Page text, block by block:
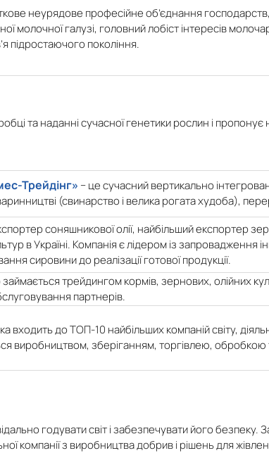
неурядове професійне об’єднання
молочної галузі, головний лобіст інтересів
підростаючого покоління.
та наданні сучасної генетики рослин і
Трейдінг» − це сучасний вертикально
(свинарство і велика рогата худоба),
соняшникової олії, найбільший експортер
в Україні. Компанія є лідером із запровадження
сировини до реалізації готової продукції.
трейдингом кормів, зернових, олійних
партнерів.
входить до ТОП-10 найбільших компаній світу,
виробництвом, зберіганням, торгівлею, обробкою
годувати світ і забезпечувати його
компанії з виробництва добрив і рішень для